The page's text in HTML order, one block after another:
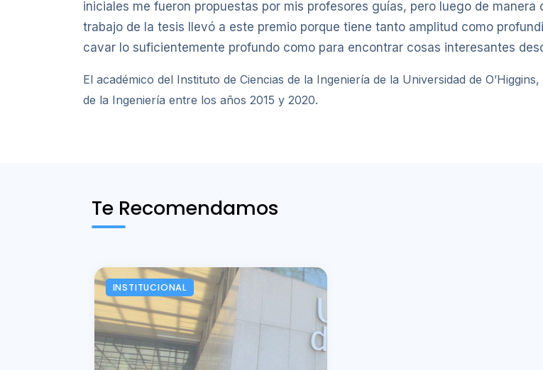
iniciales me fueron propuestas por mis profesores guías, pero luego de manera
trabajo de la tesis llevó a este premio porque tiene tanto amplitud como
cavar lo suficientemente profundo como para encontrar cosas interesantes
El académico del Instituto de Ciencias de la Ingeniería de la Universidad de
de la Ingeniería entre los años 2015 y 2020.
Te Recomendamos
INSTITUCIONAL